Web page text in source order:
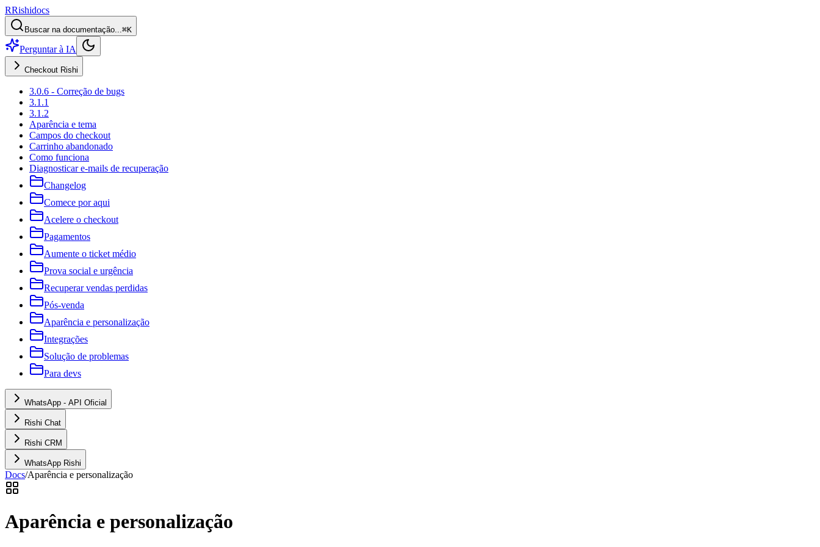
RRishidocs
Buscar na documentação...⌘K
Perguntar à IA
Checkout Rishi
3.0.6 - Correção de bugs
3.1.1
3.1.2
Aparência e tema
Campos do checkout
Carrinho abandonado
Como funciona
Diagnosticar e-mails de recuperação
Changelog
Comece por aqui
Acelere o checkout
Pagamentos
Aumente o ticket médio
Prova social e urgência
Recuperar vendas perdidas
Pós-venda
Aparência e personalização
Integrações
Solução de problemas
Para devs
WhatsApp - API Oficial
Rishi Chat
Rishi CRM
WhatsApp Rishi
Docs/Aparência e personalização
Aparência e personalização